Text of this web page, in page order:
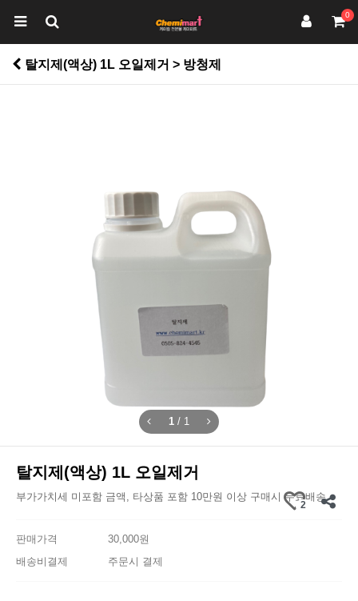
0
탈지제(액상) 1L 오일제거 > 방청제
1 / 1
탈지제(액상) 1L 오일제거
부가가치세 미포함 금액, 타상품 포함 10만원 이상 구매시 무료배송
2
판매가격
30,000원
배송비결제
주문시 결제